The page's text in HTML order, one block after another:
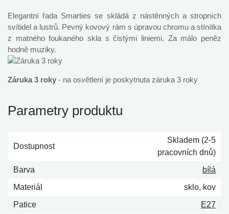
Elegantní řada Smarties se skládá z nástěnných a stropních
svítidel a lustrů. Pevný kovový rám s úpravou chromu a stínítka
z matného foukaného skla s čistými liniemi. Za málo peněz
hodně muziky.
Záruka 3 roky - na osvětlení je poskytnuta záruka 3 roky
Parametry produktu
Dostupnost
Skladem (2-5
pracovních dnů)
Barva
bílá
Materiál
sklo, kov
Patice
E27